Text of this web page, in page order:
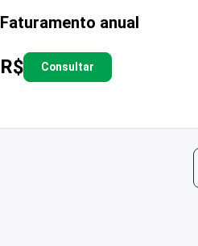
Faturamento anual
R$ Consultar